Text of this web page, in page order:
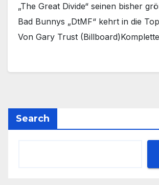
„The Great Divide“ seinen bisher
Bad Bunnys „DtMF“ kehrt in die
Von Gary Trust
Search